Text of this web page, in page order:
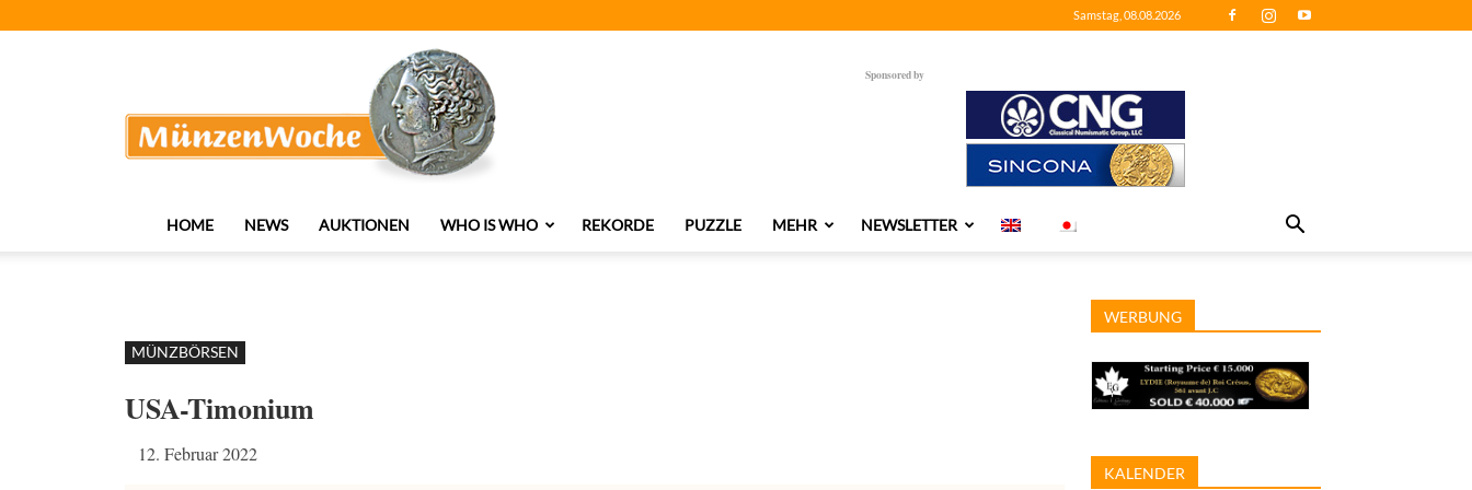
Samstag, 08.08.2026
Sponsored by
HOME NEWS AUKTIONEN WHO IS WHO REKORDE PUZZLE MEHR NEWSLETTER
MÜNZBÖRSEN
USA-Timonium
12. Februar 2022
WERBUNG
KALENDER